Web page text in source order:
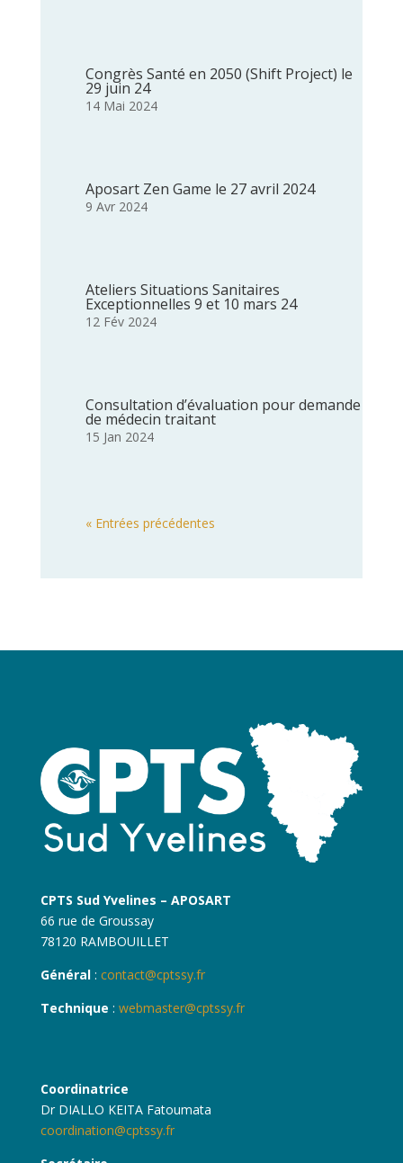
Congrès Santé en 2050 (Shift Project) le
29 juin 24
14 Mai 2024
Aposart Zen Game le 27 avril 2024
9 Avr 2024
Ateliers Situations Sanitaires
Exceptionnelles 9 et 10 mars 24
12 Fév 2024
Consultation d’évaluation pour demande
de médecin traitant
15 Jan 2024
« Entrées précédentes
CPTS Sud Yvelines – APOSART
66 rue de Groussay
78120 RAMBOUILLET
Général: contact@cptssy.fr
Technique : webmaster@cptssy.fr
Coordinatrice
Dr DIALLO KEITA Fatoumata
coordination@cptssy.fr